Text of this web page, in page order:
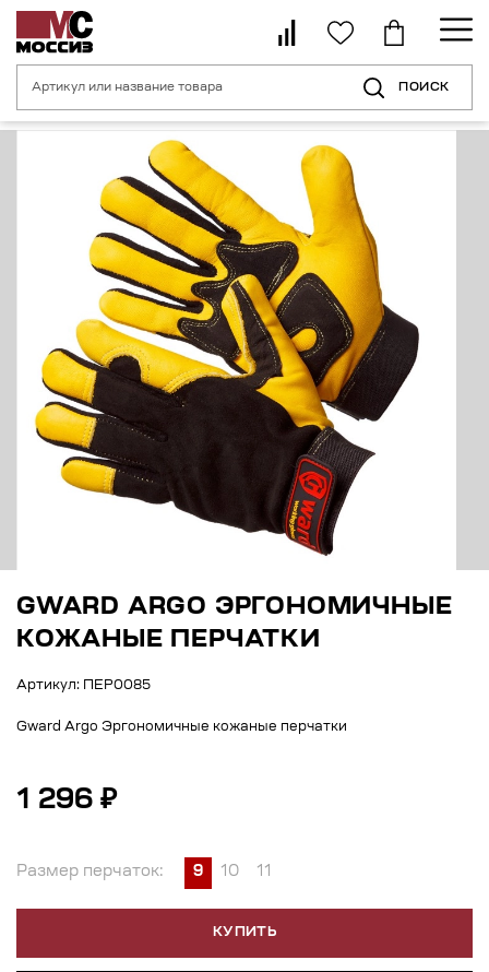
ПОИСК
Главная страница Средства индивидуальной защиты рук
GWARD ARGO ЭРГОНОМИЧНЫЕ
КОЖАНЫЕ ПЕРЧАТКИ
Артикул: ПЕР0085
Gward Argo Эргономичные кожаные перчатки
1 296 ₽
Размер перчаток: 9 10 11
КУПИТЬ